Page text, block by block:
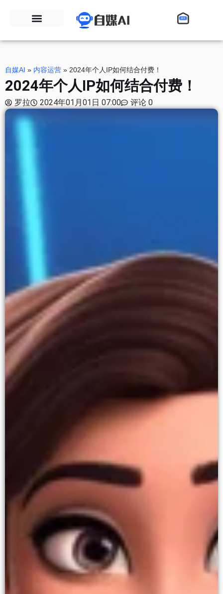
自媒AI » 内容运营 » 2024年个人IP如何结合付费！
2024年个人IP如何结合付费！
罗拉 2024年01月01日 07:00 评论 0